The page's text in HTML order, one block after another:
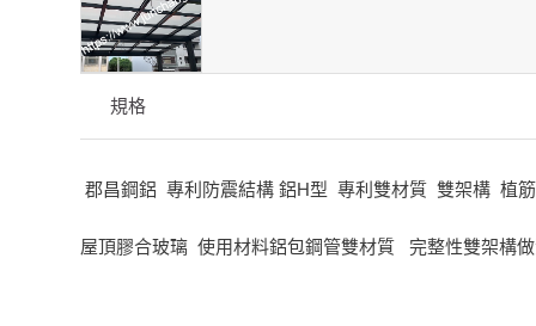
規格
郡昌鋼鋁 專利防震結構 鋁H型 專利雙材質 雙架構 植
屋頂膠合玻璃 使用材料鋁包鋼管雙材質 完整性雙架構